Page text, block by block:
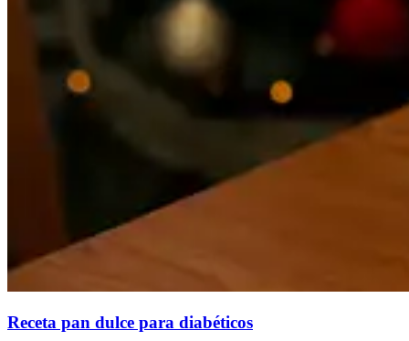
Receta pan dulce para diabéticos